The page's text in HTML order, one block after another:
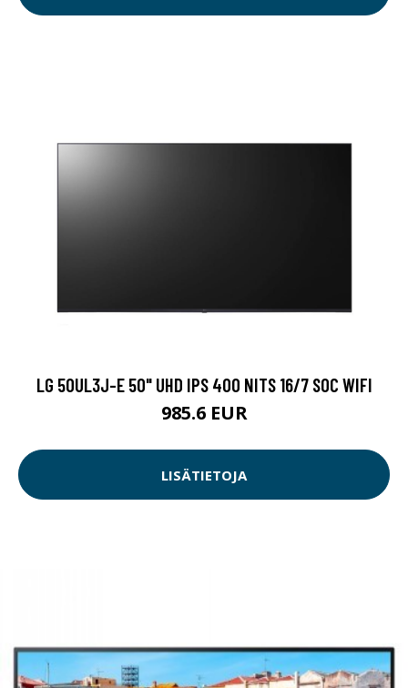
LG 50UL3J-E 50" UHD IPS 400 NITS 16/7 SOC WIFI
985.6 EUR
LISÄTIETOJA